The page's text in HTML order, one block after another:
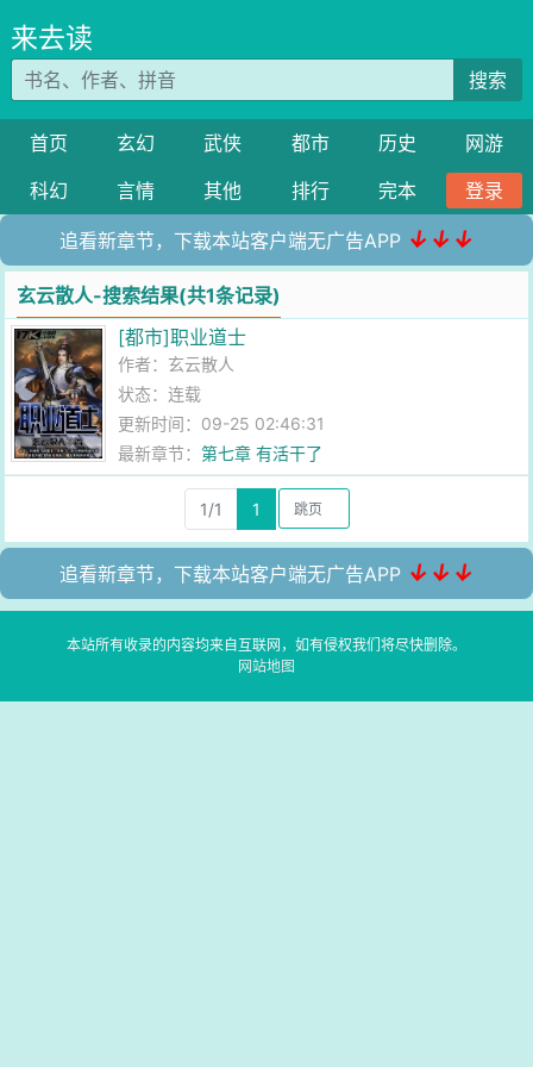
来去读
搜索
首页 玄幻 武侠 都市 历史
网游
科幻
言情 其他 排行 完本 登录
追看新章节，下载本站客户端无广告APP ↓↓↓
玄云散人-搜索结果(共1条记录)
[都市]职业道士
作者： 玄云散人
状态：连载
更新时间：09-25 02:46:31
最新章节：第七章 有活干了
1/1 1
追看新章节，下载本站客户端无广告APP ↓↓↓
本站所有收录的内容均来自互联网，如有侵权我们将尽快删除。
网站地图